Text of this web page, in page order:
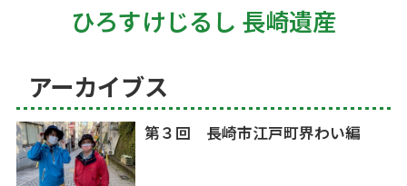
ひろすけじるし 長崎遺産
アーカイブス
第３回 長崎市江戸町界わい編